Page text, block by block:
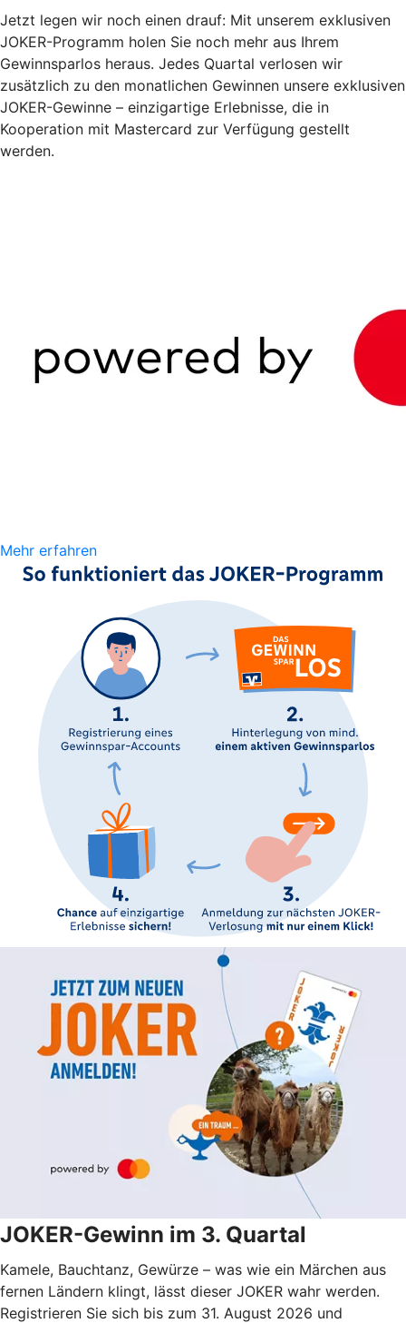
Jetzt legen wir noch einen drauf: Mit unserem exklusiven
JOKER-Programm holen Sie noch mehr aus Ihrem
Gewinnsparlos heraus. Jedes Quartal verlosen wir
zusätzlich zu den monatlichen Gewinnen unsere exklusiven
JOKER-Gewinne – einzigartige Erlebnisse, die in
Kooperation mit Mastercard zur Verfügung gestellt
werden.
Mehr erfahren
JOKER-Gewinn im 3. Quartal
Kamele, Bauchtanz, Gewürze – was wie ein Märchen aus
fernen Ländern klingt, lässt dieser JOKER wahr werden.
Registrieren Sie sich bis zum 31. August 2026 und